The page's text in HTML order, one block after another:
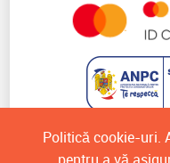
Politică cookie-uri.